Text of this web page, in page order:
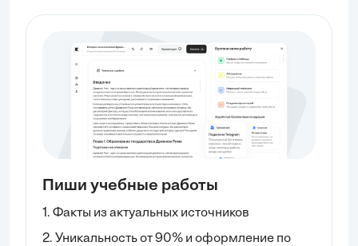
Пиши учебные работы
1. Факты из актуальных источников
2. Уникальность от 90% и оформление по